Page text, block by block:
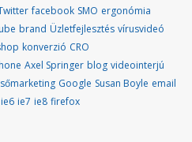
facebook SMO ergonómia
brand Üzletfejlesztés vírusvideó
konverzió CRO
Axel Springer blog videointerjú
Google Susan Boyle email
ie6 ie7 ie8 firefox